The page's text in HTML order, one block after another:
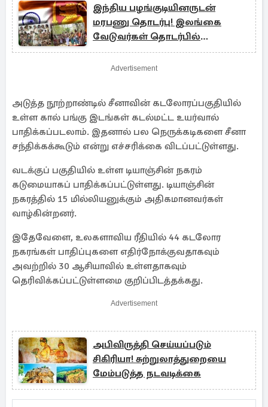
இந்திய பழங்குடியினருடன்
மரபணு தொடர்பு! இலங்கை
வேடுவர்கள் தொடர்பில்
வெளியான அதிர்ச்சி தகவல்
Advertisement
அடுத்த நூற்றாண்டில் சீனாவின் கடலோரப்பகுதியில்
உள்ள கால் பங்கு இடங்கள் கடல்மட்ட உயர்வால்
பாதிக்கப்படலாம். இதனால் பல நெருக்கடிகளை சீனா
சந்திக்கக்கூடும் என்று எச்சரிக்கை விடப்பட்டுள்ளது.
வடக்குப் பகுதியில் உள்ள டியாஞ்சின் நகரம்
கடுமையாகப் பாதிக்கப்பட்டுள்ளது. டியாஞ்சின்
நகரத்தில் 15 மில்லியனுக்கும் அதிகமானவர்கள்
வாழ்கின்றனர்.
இதேவேளை, உலகளாவிய ரீதியில் 44 கடலோர
நகரங்கள் பாதிப்புகளை எதிர்நோக்குவதாகவும்
அவற்றில் 30 ஆசியாவில் உள்ளதாகவும்
தெரிவிக்கப்பட்டுள்ளமை குறிப்பிடத்தக்கது.
Advertisement
அபிவிருத்தி செய்யப்படும்
சிகிரியா! சுற்றுலாத்துறையை
மேம்படுத்த நடவடிக்கை